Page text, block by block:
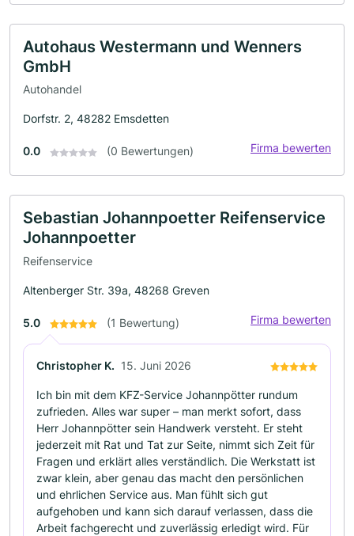
Autohaus Westermann und Wenners
GmbH
Autohandel
Dorfstr. 2, 48282 Emsdetten
0.0 (0 Bewertungen) Firma bewerten
Sebastian Johannpoetter Reifenservice
Johannpoetter
Reifenservice
Altenberger Str. 39a, 48268 Greven
5.0 (1 Bewertung) Firma bewerten
Christopher K. 15. Juni 2026
Ich bin mit dem KFZ-Service Johannpötter rundum
zufrieden. Alles war super – man merkt sofort, dass
Herr Johannpötter sein Handwerk versteht. Er steht
jederzeit mit Rat und Tat zur Seite, nimmt sich Zeit für
Fragen und erklärt alles verständlich. Die Werkstatt ist
zwar klein, aber genau das macht den persönlichen
und ehrlichen Service aus. Man fühlt sich gut
aufgehoben und kann sich darauf verlassen, dass die
Arbeit fachgerecht und zuverlässig erledigt wird. Für